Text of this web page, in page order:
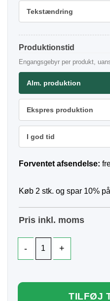
Tekstændring
Produktionstid
Engangsgebyr per produkt,
Alm. produktion
Ekspres produktion
I god tid
Forventet afsendelse:
Køb 2 stk. og spar 10%
Pris inkl. moms
TILFØJ